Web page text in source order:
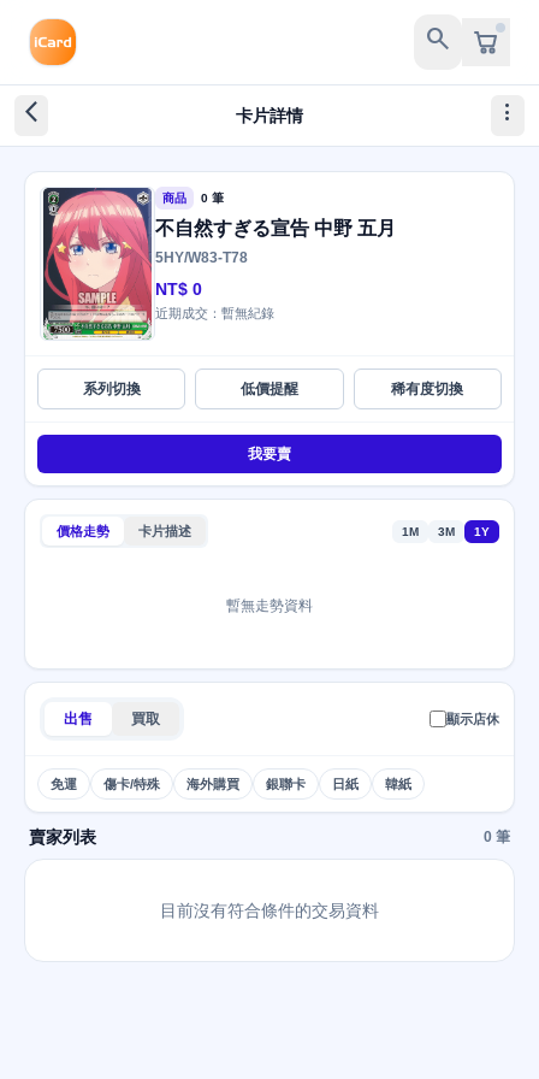
search
arrow_back_ios_new 卡片詳情 more_vert
商品 0 筆
不自然すぎる宣告 中野 五月
5HY/W83-T78
NT$ 0
近期成交：暫無紀錄
系列切換 低價提醒 稀有度切換
我要賣
價格走勢 卡片描述 1M 3M 1Y
暫無走勢資料
出售 買取 顯示店休
免運 傷卡/特殊 海外購買 銀聯卡 日紙 韓紙
賣家列表 0 筆
目前沒有符合條件的交易資料